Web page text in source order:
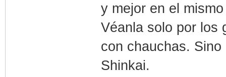
y mejor en el
Véanla solo por los
con chauchas.
Shinkai.